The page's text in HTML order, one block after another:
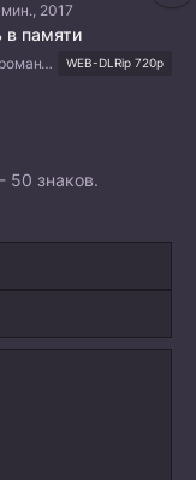
2017
в памяти
гурман, романтика, драма WEB-DLRip 720p
50 знаков.